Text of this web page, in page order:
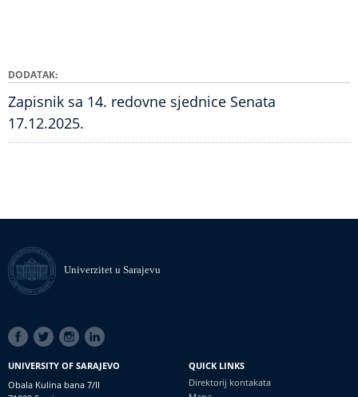
DODATAK
Zapisnik sa 14. redovne sjednice Senata
17.12.2025.
Univerzitet u Sarajevu
SOCIAL
LINKS
UNIVERSITY OF SARAJEVO
Obala Kulina bana 7/II
QUICK LINKS
Direktorij kontakata